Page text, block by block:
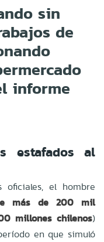
sin
de
informe
estafados al
oficiales, el hombre
más de 200 mil
millones chilenos)
en que simuló